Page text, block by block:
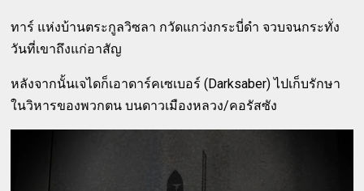
ทาร์ แห่งบ้านตระกูลวิซลา กวัดแกว่งกระบี่ดำ จวบจนกระทั่ง
วันที่เขาถึงแก่อาสัญ
หลังจากนั้นเจไดก็เอาดาร์คเซเบอร์ (Darksaber) ไปเก็บรักษา
ในวิหารของพวกตน บนดาวเมืองหลวง/คอรัสซัง